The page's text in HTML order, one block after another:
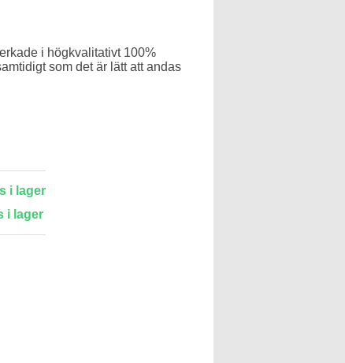
i högkvalitativt 100%
som det är lätt att andas
i lager
i lager